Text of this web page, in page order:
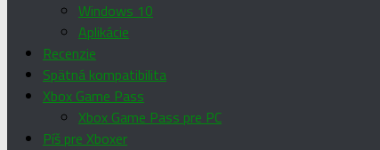
Windows 10
Aplikácie
Recenzie
Spätná kompatibilita
Xbox Game Pass
Xbox Game Pass pre PC
Píš pre Xboxer